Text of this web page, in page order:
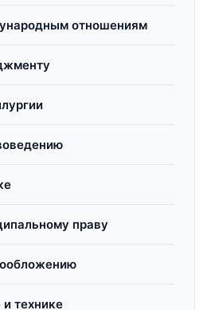
отношениям
праву
технике